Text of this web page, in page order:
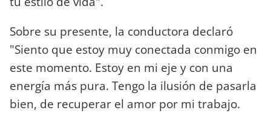
Sobre su presente, la conductora declaró
"Siento que estoy muy conectada conmigo en
este momento. Estoy en mi eje y con una
energía más pura. Tengo la ilusión de pasarla
bien, de recuperar el amor por mi trabajo.